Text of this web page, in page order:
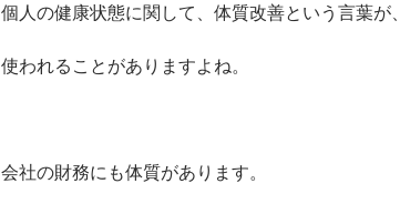
個人の健康状態に関して、体質改善という言葉が、
使われることがありますよね。
会社の財務にも体質があります。